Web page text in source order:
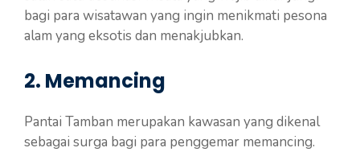
bagi para wisatawan yang ingin menikmati pesona
alam yang eksotis dan menakjubkan.
2. Memancing
Pantai Tamban merupakan kawasan yang dikenal
sebagai surga bagi para penggemar memancing.